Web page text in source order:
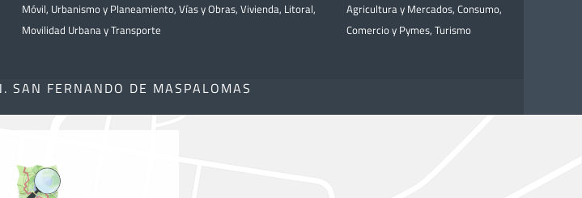
Móvil, Urbanismo y Planeamiento, Vías y Obras, Vivienda, Litoral,
Movilidad Urbana y Transporte
Agricultura y Mercados, Consumo,
Comercio y Pymes, Turismo
SAN FERNANDO DE MASPALOMAS